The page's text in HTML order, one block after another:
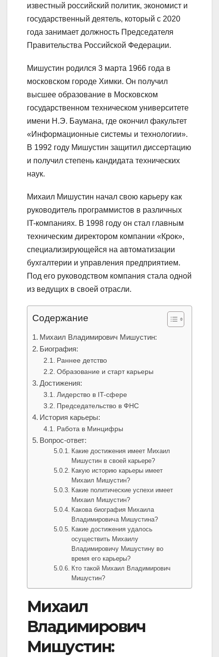
известный российский политик, экономист и
государственный деятель, который с 2020
года занимает должность Председателя
Правительства Российской Федерации.
Мишустин родился 3 марта 1966 года в
московском городе Химки. Он получил
высшее образование в Московском
государственном техническом университете
имени Н.Э. Баумана, где окончил факультет
«Информационные системы и технологии».
В 1992 году Мишустин защитил диссертацию
и получил степень кандидата технических
наук.
Михаил Мишустин начал свою карьеру как
руководитель программистов в различных
IT-компаниях. В 1998 году он стал главным
техническим директором компании «Крок»,
специализирующейся на автоматизации
бухгалтерии и управления предприятием.
Под его руководством компания стала одной
из ведущих в своей отрасли.
Содержание
Михаил Владимирович Мишустин:
Биография:
Раннее детство
Образование и старт карьеры
Достижения:
Лидерство в IT-сфере
Председательство в ФНС
История карьеры:
Работа в Минцифры
Вопрос-ответ:
Какие достижения имеет Михаил
Мишустин в своей карьере?
Какую историю карьеры имеет
Михаил Мишустин?
Какие политические успехи имеет
Михаил Мишустин?
Какова биография Михаила
Владимировича Мишустина?
Какие достижения удалось
осуществить Михаилу
Владимировичу Мишустину во
время его карьеры?
Кто такой Михаил Владимирович
Мишустин?
Михаил
Владимирович
Мишустин: